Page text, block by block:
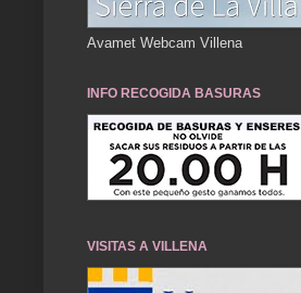
Avamet Webcam Villena
INFO RECOGIDA BASURAS
VISITAS A VILLENA